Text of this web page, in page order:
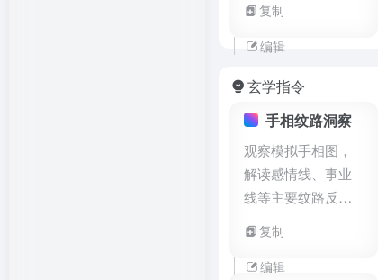
配图和文字，整体
风格需符合公众号
内容应与主题紧密
相关且具有吸引
力，排版要合理美
观，以确保能够有
效抓住读者的注意
力并传达核心信
息。
复制
编辑
玄学指令
手相纹路洞察
观察模拟手相图，
解读感情线、事业
线等主要纹路反映
复制
编辑